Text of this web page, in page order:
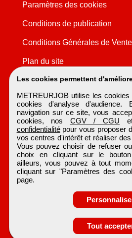
Obtenir
Les cookies permettent
METREURJOB utilise les
cookies d'analyse d'audience.
navigation sur ce site, vous
cookies, nos CGV / CGU
confidentialitépour vous proposer
vos centres d'intérêt et réaliser
Vous pouvez choisir de refuser
choix en cliquant sur le bouton
ailleurs, vous pouvez à tout
cliquant sur "Paramètres des
page.
Tout
Paramètres des cookies
Conditions de publication
Conditions Générales de Vente
Plan du site